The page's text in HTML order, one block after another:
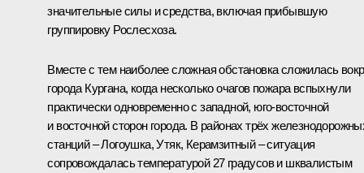
значительные силы и средства, включая прибывшую
группировку Рослесхоза.
Вместе с тем наиболее сложная обстановка сложилась
города Кургана, когда несколько очагов пожара вспыхнули
практически одновременно с западной, юго-восточной
и восточной сторон города. В районах трёх
станций ‒ Логоушка, Утяк, Керамзитный ‒ ситуация
сопровождалась температурой 27 градусов и шквалистым